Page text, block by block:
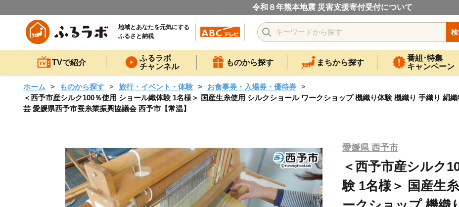
令和８年熊本地震 災害支援寄付受付について
地域とあなたを元気にする
ふるさと納税
TVで紹介
ふるラボ
チャンネル
ものから探す まちから探す
番組･特集
キャンペーン
ホーム ものから探す 旅行・イベント・体験
お食事券・入場券・優待券
＜西予市産シルク100％使用 ショール織体験 1名様＞ 国産生糸使用 シルクショール ワークショップ 機織り体験 機織り 手織り 絹
芸 愛媛県西予市蚕糸業振興協議会 西予市【常温】
愛媛県 西予市
＜西予市産シルク
験 1名様＞ 国産生